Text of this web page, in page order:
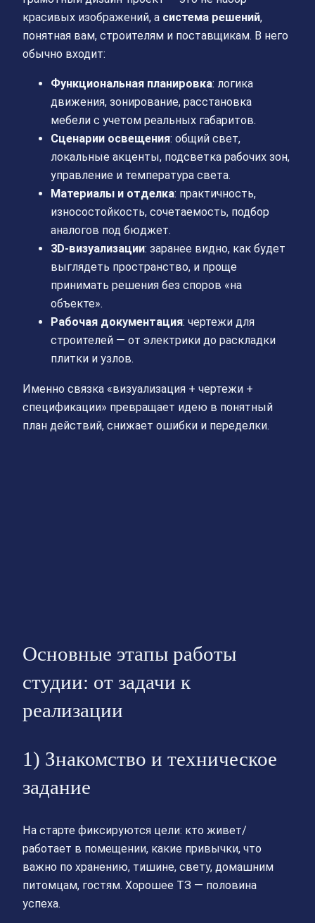
красивых изображений, а система решений,
понятная вам, строителям и поставщикам. В него
обычно входит:
Функциональная планировка: логика
движения, зонирование, расстановка
мебели с учетом реальных габаритов.
Сценарии освещения: общий свет,
локальные акценты, подсветка рабочих зон,
управление и температура света.
Материалы и отделка: практичность,
износостойкость, сочетаемость, подбор
аналогов под бюджет.
3D-визуализации: заранее видно, как будет
выглядеть пространство, и проще
принимать решения без споров «на
объекте».
Рабочая документация: чертежи для
строителей — от электрики до раскладки
плитки и узлов.
Именно связка «визуализация + чертежи +
спецификации» превращает идею в понятный
план действий, снижает ошибки и переделки.
Основные этапы работы
студии: от задачи к
реализации
1) Знакомство и техническое
задание
На старте фиксируются цели: кто живет/
работает в помещении, какие привычки, что
важно по хранению, тишине, свету, домашним
питомцам, гостям. Хорошее ТЗ — половина
успеха.